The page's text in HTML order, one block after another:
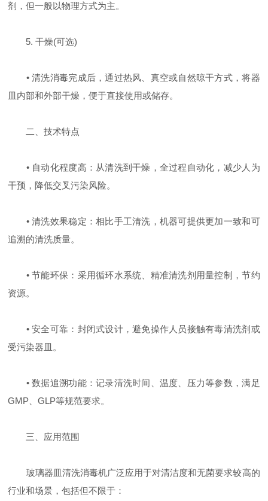
剂，但一般以物理方式为主。
5. 干燥(可选)
• 清洗消毒完成后，通过热风、真空或自然晾干方式，将器
皿内部和外部干燥，便于直接使用或储存。
二、技术特点
• 自动化程度高：从清洗到干燥，全过程自动化，减少人为
干预，降低交叉污染风险。
• 清洗效果稳定：相比手工清洗，机器可提供更加一致和可
追溯的清洗质量。
• 节能环保：采用循环水系统、精准清洗剂用量控制，节约
资源。
• 安全可靠：封闭式设计，避免操作人员接触有毒清洗剂或
受污染器皿。
• 数据追溯功能：记录清洗时间、温度、压力等参数，满足
GMP、GLP等规范要求。
三、应用范围
玻璃器皿清洗消毒机广泛应用于对清洁度和无菌要求较高的
行业和场景，包括但不限于：